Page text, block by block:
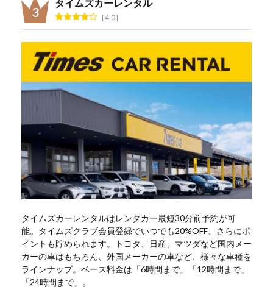
タイムズカーレンタル
4.0
タイムズカーレンタルはレンタカー最短30分前予約が可
能。タイムズクラブ会員登録でいつでも20%OFF、さらにポ
イントも貯められます。トヨタ、日産、マツダなど国内メー
カーの車はもちろん、外国メーカーの車など、様々な車種を
ラインナップ。ベース料金は「6時間まで」「12時間まで」
「24時間まで」。